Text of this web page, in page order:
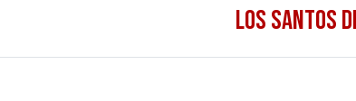
Los Santos